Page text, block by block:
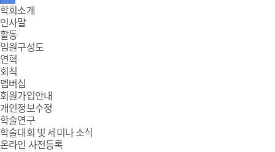
주
메
뉴
학회소개
인사말
활동
임원구성도
연혁
회칙
멤버십
회원가입안내
개인정보수정
학술연구
학술대회 및 세미나 소식
온라인 사전등록